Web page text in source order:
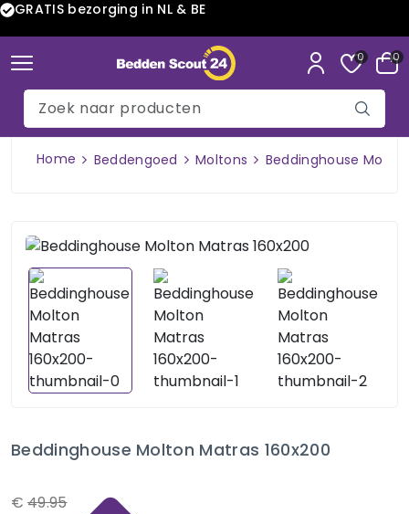
GRATIS bezorging in NL & BE
0 0
Home Beddengoed Moltons Beddinghouse
Beddinghouse Molton Matras 160x200
€ 49.95